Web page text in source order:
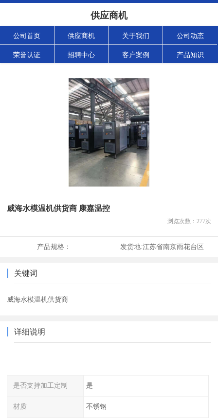
供应商机
公司首页 供应商机 关于我们 公司动态
荣誉认证 招聘中心 客户案例 产品知识
威海水模温机供货商 康嘉温控
浏览次数： 277次
产品规格： 发货地:江苏省南京雨花台区
关键词
威海水模温机供货商
详细说明
是否支持加工定制 是
材质 不锈钢